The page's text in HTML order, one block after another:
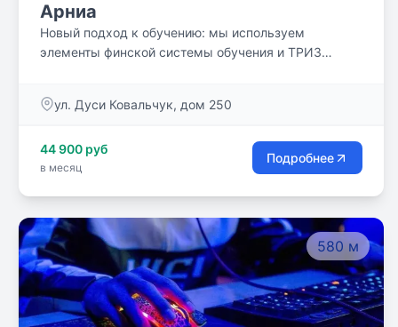
Арниа
Новый подход к обучению: мы используем
элементы финской системы обучения и ТРИЗ
сохраняем радость от обучения и развиваем
ул. Дуси Ковальчук, дом 250
44 900 руб
в месяц
Подробнее
580 м